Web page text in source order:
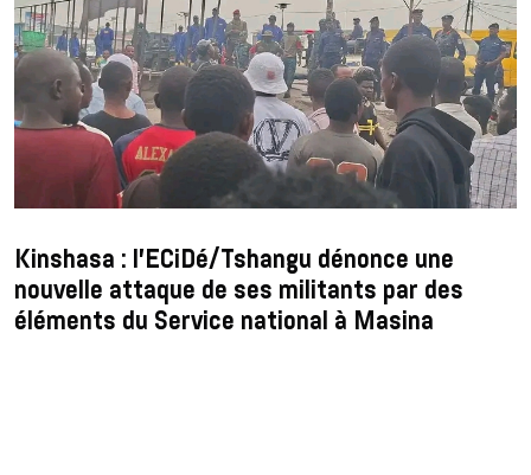
Kinshasa : l’ECiDé/Tshangu dénonce une
nouvelle attaque de ses militants par des
éléments du Service national à Masina